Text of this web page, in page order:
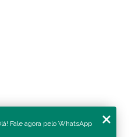
Fale agora pelo WhatsApp